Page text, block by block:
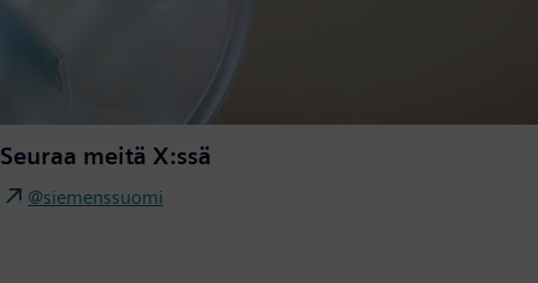
Seuraa meitä X:ssä
@siemenssuomi